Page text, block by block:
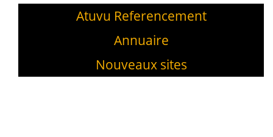
Atuvu Referencement
Annuaire
Nouveaux sites